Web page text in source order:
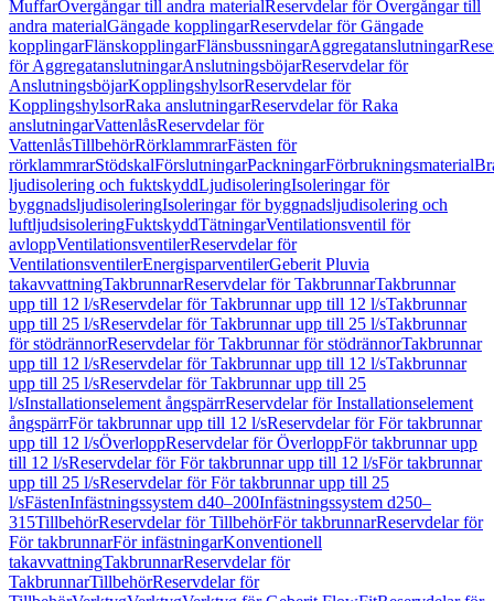
MuffarÖvergångar till andra materialReservdelar för Övergångar till
andra materialGängade kopplingarReservdelar för Gängade
kopplingarFlänskopplingarFlänsbussningarAggregatanslutningar
för AggregatanslutningarAnslutningsböjarReservdelar för
AnslutningsböjarKopplingshylsorReservdelar för
KopplingshylsorRaka anslutningarReservdelar för Raka
anslutningarVattenlåsReservdelar för
VattenlåsTillbehörRörklammrarFästen för
rörklammrarStödskalFörslutningarPackningarFörbrukningsmaterial
ljudisolering och fuktskyddLjudisoleringIsoleringar för
byggnadsljudisoleringIsoleringar för byggnadsljudisolering och
luftljudsisoleringFuktskyddTätningarVentilationsventil för
avloppVentilationsventilerReservdelar för
VentilationsventilerEnergisparventilerGeberit Pluvia
takavvattningTakbrunnarReservdelar för TakbrunnarTakbrunnar
upp till 12 l/sReservdelar för Takbrunnar upp till 12 l/sTakbrunnar
upp till 25 l/sReservdelar för Takbrunnar upp till 25 l/sTakbrunnar
för stödrännorReservdelar för Takbrunnar för stödrännorTakbrunnar
upp till 12 l/sReservdelar för Takbrunnar upp till 12 l/sTakbrunnar
upp till 25 l/sReservdelar för Takbrunnar upp till 25
l/sInstallationselement ångspärrReservdelar för Installationselement
ångspärrFör takbrunnar upp till 12 l/sReservdelar för För takbrunnar
upp till 12 l/sÖverloppReservdelar för ÖverloppFör takbrunnar upp
till 12 l/sReservdelar för För takbrunnar upp till 12 l/sFör takbrunnar
upp till 25 l/sReservdelar för För takbrunnar upp till 25
l/sFästenInfästningssystem d40–200Infästningssystem d250–
315TillbehörReservdelar för TillbehörFör takbrunnarReservdelar för
För takbrunnarFör infästningarKonventionell
takavvattningTakbrunnarReservdelar för
TakbrunnarTillbehörReservdelar för